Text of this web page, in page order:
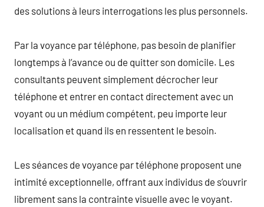
des solutions à leurs interrogations les plus personnels.
Par la voyance par téléphone, pas besoin de planifier
longtemps à l’avance ou de quitter son domicile. Les
consultants peuvent simplement décrocher leur
téléphone et entrer en contact directement avec un
voyant ou un médium compétent, peu importe leur
localisation et quand ils en ressentent le besoin.
Les séances de voyance par téléphone proposent une
intimité exceptionnelle, offrant aux individus de s’ouvrir
librement sans la contrainte visuelle avec le voyant.